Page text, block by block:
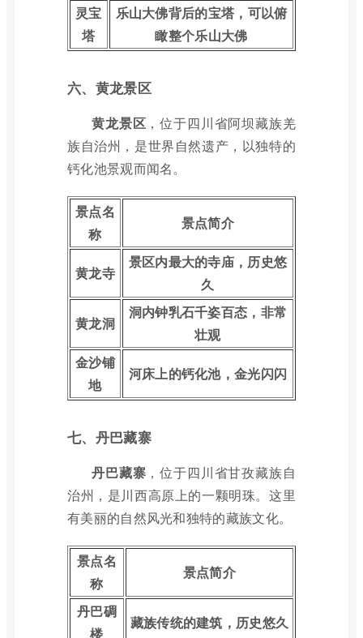
灵宝
塔
乐山大佛背后的宝塔，可以俯
瞰整个乐山大佛
六、黄龙景区
黄龙景区 ，位于四川省阿坝藏族羌
族自治州，是世界自然遗产，以独特的
钙化池景观而闻名。
景点名
称
景点简介
黄龙寺
景区内最大的寺庙，历史悠
久
黄龙洞
洞内钟乳石千姿百态，非常
壮观
金沙铺
地
河床上的钙化池，金光闪闪
七、丹巴藏寨
丹巴藏寨 ，位于四川省甘孜藏族自
治州，是川西高原上的一颗明珠。这里
有美丽的自然风光和独特的藏族文化。
景点名
称
景点简介
丹巴碉
楼
藏族传统的建筑，历史悠久